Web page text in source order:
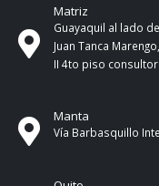
Matriz
Guayaquil al lado
Juan Tanca
II 4to piso
Manta
Vía Barbasquillo